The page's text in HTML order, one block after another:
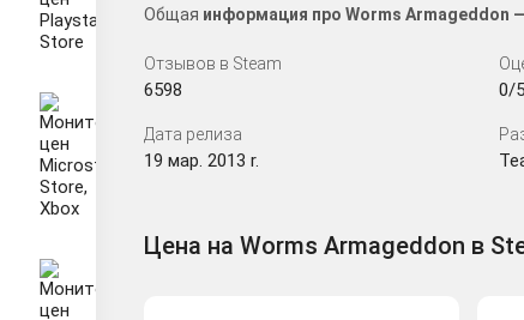
Общая информация про Worms Armageddon
Отзывов в Steam
6598 0/5
Дата релиза
19 мар. 2013 r.
Цена на Worms Armageddon в